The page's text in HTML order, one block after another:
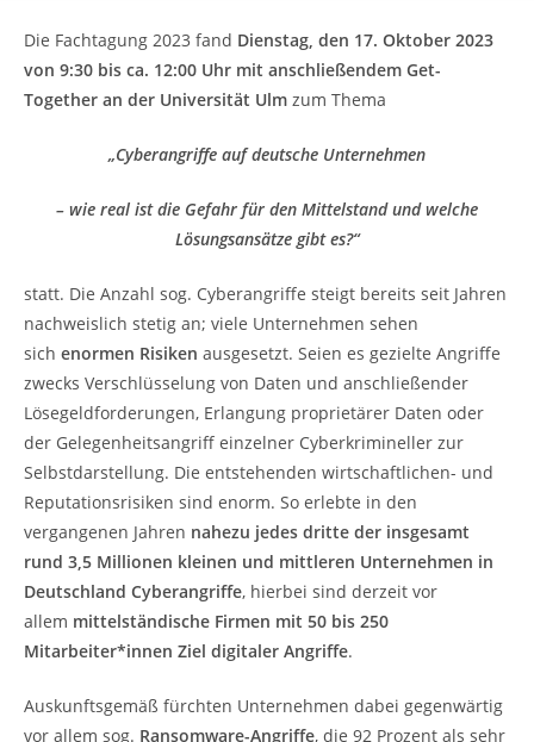
Die Fachtagung 2023 fand Dienstag, den 17. Oktober 2023
von 9:30 bis ca. 12:00 Uhr mit anschließendem Get-
Together an der Universität Ulm zum Thema
„Cyberangriffe auf deutsche Unternehmen
– wie real ist die Gefahr für den Mittelstand und welche
Lösungsansätze gibt es?“
statt. Die Anzahl sog. Cyberangriffe steigt bereits seit Jahren
nachweislich stetig an; viele Unternehmen sehen
sich enormen Risiken ausgesetzt. Seien es gezielte Angriffe
zwecks Verschlüsselung von Daten und anschließender
Lösegeldforderungen, Erlangung proprietärer Daten oder
der Gelegenheitsangriff einzelner Cyberkrimineller zur
Selbstdarstellung. Die entstehenden wirtschaftlichen- und
Reputationsrisiken sind enorm. So erlebte in den
vergangenen Jahren nahezu jedes dritte der insgesamt
rund 3,5 Millionen kleinen und mittleren Unternehmen in
Deutschland Cyberangriffe, hierbei sind derzeit vor
allem mittelständische Firmen mit 50 bis 250
Mitarbeiter*innen Ziel digitaler Angriffe.
Auskunftsgemäß fürchten Unternehmen dabei gegenwärtig
vor allem sog. Ransomware-Angriffe, die 92 Prozent als sehr